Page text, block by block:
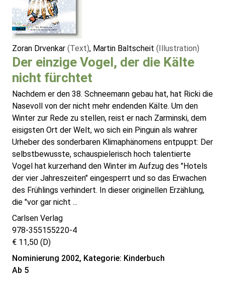
Zoran Drvenkar (Text), Martin Baltscheit (Illustration)
Der einzige Vogel, der die Kälte
nicht fürchtet
Nachdem er den 38. Schneemann gebau hat, hat Ricki die
Nasevoll von der nicht mehr endenden Kälte. Um den
Winter zur Rede zu stellen, reist er nach Zarminski, dem
eisigsten Ort der Welt, wo sich ein Pinguin als wahrer
Urheber des sonderbaren Klimaphänomens entpuppt: Der
selbstbewusste, schauspielerisch hoch talentierte
Vogel hat kurzerhand den Winter im Aufzug des "Hotels
der vier Jahreszeiten" eingesperrt und so das Erwachen
des Frühlings verhindert. In dieser originellen Erzählung,
die "vor gar nicht ...
Carlsen Verlag
978-355155220-4
€ 11,50 (D)
Nominierung 2002, Kategorie: Kinderbuch
Ab 5